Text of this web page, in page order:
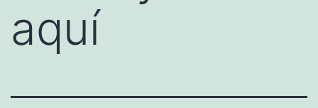
aquí